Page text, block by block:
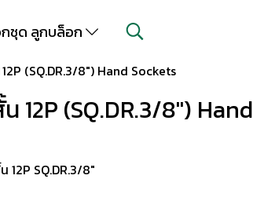
ชุด ลูกบล็อก
(SQ.DR.3/8") Hand Sockets
12P (SQ.DR.3/8") Hand
12P SQ.DR.3/8"